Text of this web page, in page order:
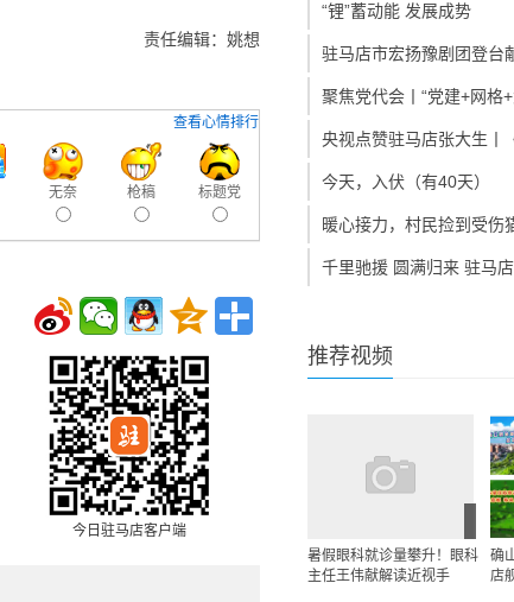
责任编辑：姚想
查看心情排行
无奈 枪稿 标题党
今日驻马店客户端
“锂”蓄动能 发展成势
驻马店市宏扬豫剧团登台
聚焦党代会丨“党建+网格
央视点赞驻马店张大生丨
今天，入伏（有40天）
暖心接力，村民捡到受伤
千里驰援 圆满归来 驻马
推荐视频
暑假眼科就诊量攀升！眼科
主任王伟献解读近视手
确
店